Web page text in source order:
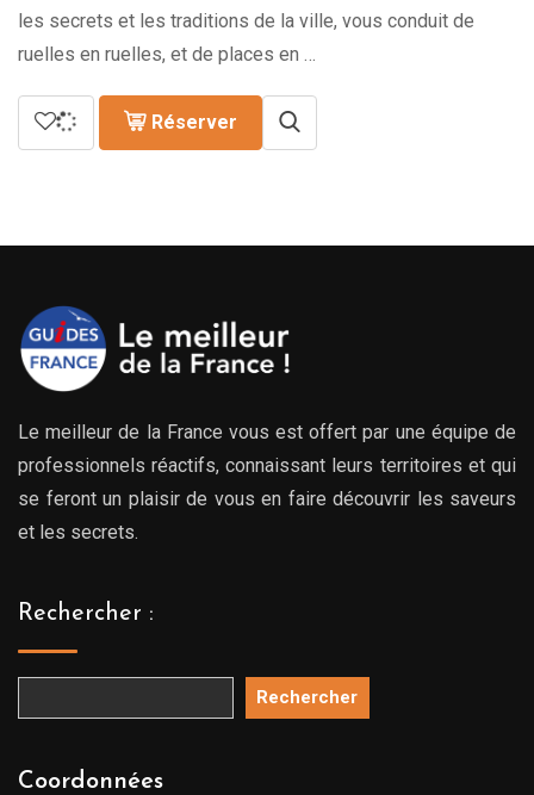
les secrets et les traditions de la ville, vous conduit de
ruelles en ruelles, et de places en …
Réserver
Le meilleur de la France vous est offert par une équipe de
professionnels réactifs, connaissant leurs territoires et qui
se feront un plaisir de vous en faire découvrir les saveurs
et les secrets.
Rechercher :
Rechercher
Coordonnées